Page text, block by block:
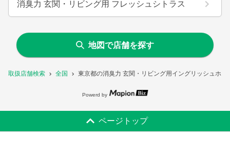
取扱店舗検索 全国 東京都の消臭力 玄関・リビング用イングリッシュホ
消臭力 玄関・リビング用 フレッシュシトラス
地図で店舗を探す
Powerd by
ページトップ